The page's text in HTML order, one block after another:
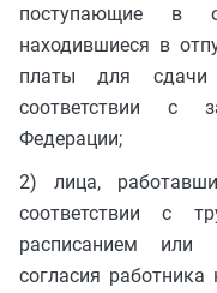
поступающие в
находившиеся в
платы для сдачи
соответствии с
Федерации;
2) лица,
соответствии с
расписанием или
согласия